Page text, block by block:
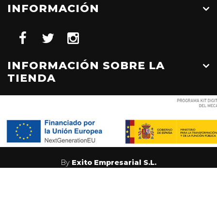
INFORMACIÓN
INFORMACIÓN SOBRE LA
TIENDA
By Exito Empresarial S.L.